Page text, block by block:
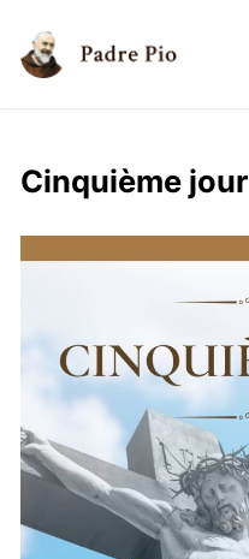
Cinquième jour